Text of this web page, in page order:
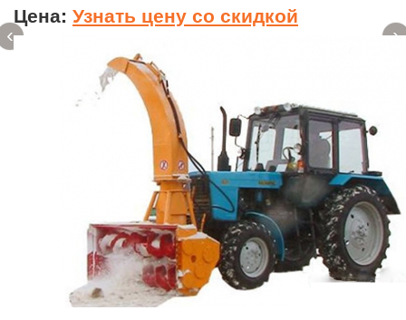
‹ ›
Цена: Узнать цену со скидкой